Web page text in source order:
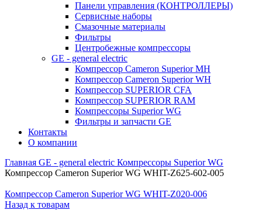
Панели управления (КОНТРОЛЛЕРЫ)
Сервисные наборы
Смазочные материалы
Фильтры
Центробежные компрессоры
GE - general electric
Компрессор Cameron Superior MH
Компрессор Cameron Superior WH
Компрессор SUPERIOR CFA
Компрессор SUPERIOR RAM
Компрессоры Superior WG
Фильтры и запчасти GE
Контакты
О компании
Главная GE - general electric Компрессоры Superior WG
Компрессор Cameron Superior WG WHIT-Z625-602-005
Компрессор Cameron Superior WG WHIT-Z020-006
Назад к товарам